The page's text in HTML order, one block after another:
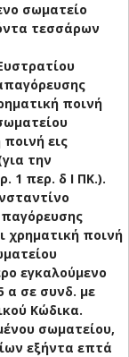
σωματείο
τεσσάρων
ποινή
εις
την
1 περ. δ Ι ΠΚ.).
χρηματική ποινή
εγκαλούμενο
α σε συνδ. με
Κώδικα.
σωματείου,
εξήντα επτά